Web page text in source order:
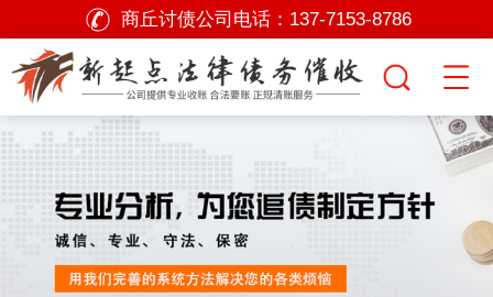
商丘讨债公司电话： 137-7153-8786